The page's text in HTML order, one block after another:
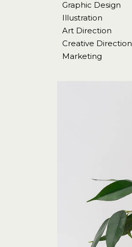
Graphic Design
Illustration
Art Direction
Creative Direction
Marketing